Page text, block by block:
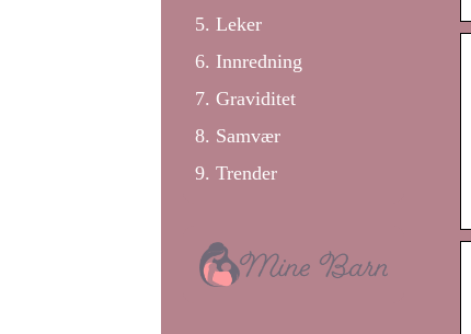
Leker
Innredning
Graviditet
Samvær
Trender